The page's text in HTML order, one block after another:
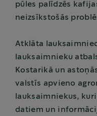
pūles palīdzēs
neizsīkstošās
Atklāta
lauksaimnieku
Kostarikā un
valstīs apvieno
lauksaimniekus,
datiem un